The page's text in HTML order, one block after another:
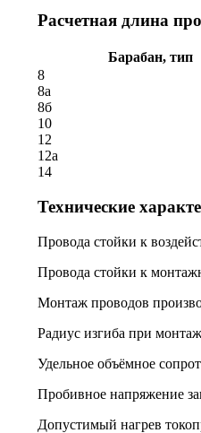
Расчетная длина
Барабан, тип
8
8а
8б
10
12
12а
14
Технические
Провода стойки к
Провода стойки к
Монтаж проводов
Радиус изгиба при
Удельное объёмное
Пробивное напряжение
Допустимый нагрев